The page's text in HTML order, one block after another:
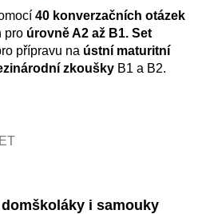
40 konverzačních otázek
pro úrovně A2 až B1. Set
přípravu na ústní maturitní
zkoušky B1 a B2.
i samouky